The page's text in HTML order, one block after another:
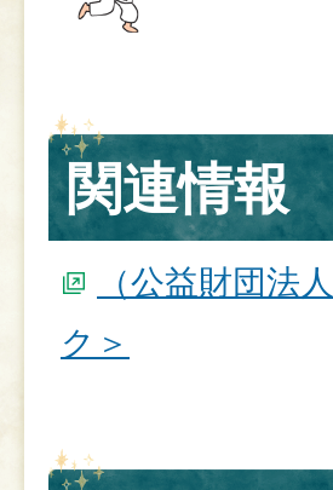
関連情報
（公益財団法
ク＞